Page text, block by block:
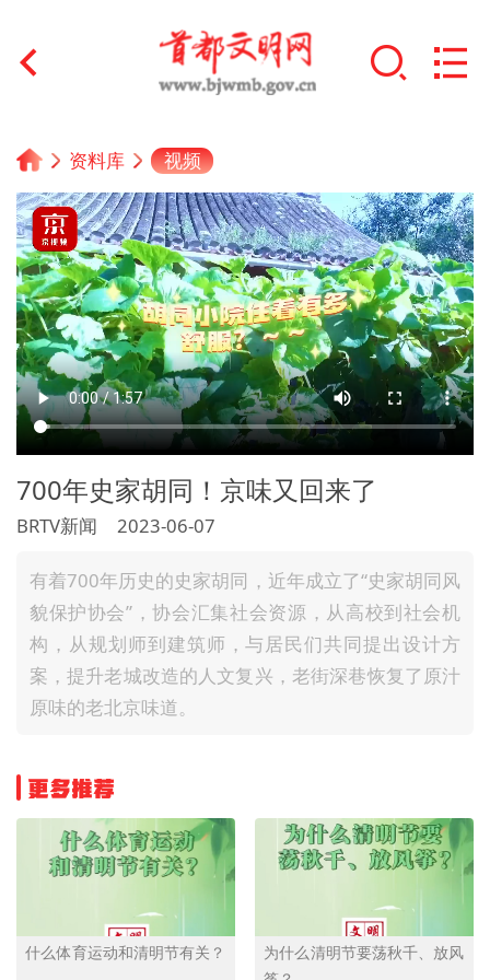
首页
文明创建
+
文明实践
文明培育
+
未成年人思想道德建设
榜样人物
+
身边好人
文明评论
北京宣传文化引导基金
宣传思想文化人才
专题
资料库
资料库 视频
700年史家胡同！京味又回来了
BRTV新闻 2023-06-07
有着700年历史的史家胡同，近年成立了“史家胡同风
貌保护协会”，协会汇集社会资源，从高校到社会机
构，从规划师到建筑师，与居民们共同提出设计方
案，提升老城改造的人文复兴，老街深巷恢复了原汁
原味的老北京味道。
更多推荐
什么体育运动和清明节有关？
为什么清明节要荡秋千、放风